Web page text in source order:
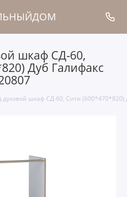
шкаф СД-60,
Дуб Галифакс
духовой шкаф СД-60, Сити (600*470*820)